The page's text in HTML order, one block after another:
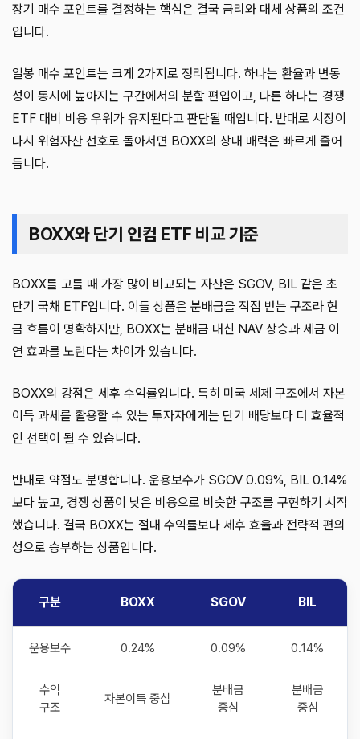
장기 매수 포인트를 결정하는 핵심은 결국 금리와 대체 상품의 조건
입니다.
일봉 매수 포인트는 크게 2가지로 정리됩니다. 하나는 환율과 변동
성이 동시에 높아지는 구간에서의 분할 편입이고, 다른 하나는 경쟁
ETF 대비 비용 우위가 유지된다고 판단될 때입니다. 반대로 시장이
다시 위험자산 선호로 돌아서면 BOXX의 상대 매력은 빠르게 줄어
듭니다.
BOXX와 단기 인컴 ETF 비교 기준
BOXX를 고를 때 가장 많이 비교되는 자산은 SGOV, BIL 같은 초
단기 국채 ETF입니다. 이들 상품은 분배금을 직접 받는 구조라 현
금 흐름이 명확하지만, BOXX는 분배금 대신 NAV 상승과 세금 이
연 효과를 노린다는 차이가 있습니다.
BOXX의 강점은 세후 수익률입니다. 특히 미국 세제 구조에서 자본
이득 과세를 활용할 수 있는 투자자에게는 단기 배당보다 더 효율적
인 선택이 될 수 있습니다.
반대로 약점도 분명합니다. 운용보수가 SGOV 0.09%, BIL 0.14%
보다 높고, 경쟁 상품이 낮은 비용으로 비슷한 구조를 구현하기 시작
했습니다. 결국 BOXX는 절대 수익률보다 세후 효율과 전략적 편의
성으로 승부하는 상품입니다.
구분 BOXX SGOV BIL
운용보수 0.24% 0.09% 0.14%
수익
구조
자본이득 중심
분배금
중심
분배금
중심